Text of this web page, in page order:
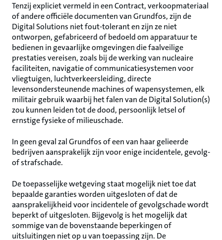
Tenzij expliciet vermeld in een Contract, verkoopmateriaal
of andere officiële documenten van Grundfos, zijn de
Digital Solutions niet fout-tolerant en zijn ze niet
ontworpen, gefabriceerd of bedoeld om apparatuur te
bedienen in gevaarlijke omgevingen die faalveilige
prestaties vereisen, zoals bij de werking van nucleaire
faciliteiten, navigatie of communicatiesystemen voor
vliegtuigen, luchtverkeersleiding, directe
levensondersteunende machines of wapensystemen, elk
militair gebruik waarbij het falen van de Digital Solution(s)
zou kunnen leiden tot de dood, persoonlijk letsel of
ernstige fysieke of milieuschade.
In geen geval zal Grundfos of een van haar gelieerde
bedrijven aansprakelijk zijn voor enige incidentele, gevolg-
of strafschade.
De toepasselijke wetgeving staat mogelijk niet toe dat
bepaalde garanties worden uitgesloten of dat de
aansprakelijkheid voor incidentele of gevolgschade wordt
beperkt of uitgesloten. Bijgevolg is het mogelijk dat
sommige van de bovenstaande beperkingen of
uitsluitingen niet op u van toepassing zijn. De